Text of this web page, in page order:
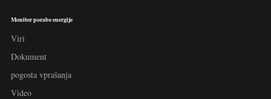
Monitor porabe energije
Viri
Dokument
pogosta vprašanja
Video